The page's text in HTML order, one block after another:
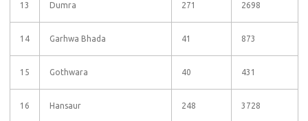
13 Dumra 271 2698
14 Garhwa Bhada 41 873
15 Gothwara 40 431
16 Hansaur 248 3728